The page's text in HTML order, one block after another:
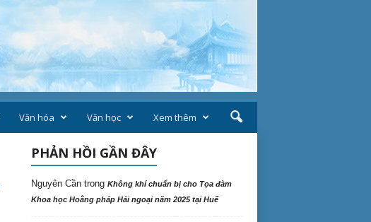
Văn hóa Văn học Xem thêm
PHẢN HỒI GẦN ĐÂY
Nguyên Cầntrong Không khí chuẩn bị cho Tọa đàm
Khoa học Hoằng pháp Hải ngoại năm 2025 tại Huế